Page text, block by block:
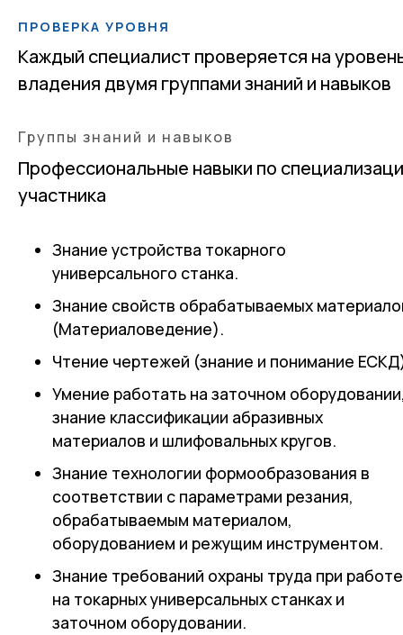
ПРОВЕРКА УРОВНЯ
Каждый специалист проверяется на
владения двумя группами знаний и навыков
Группы знаний и навыков
Профессиональные навыки по
участника
Знание устройства токарного
универсального станка.
Знание свойств обрабатываемых
(Материаловедение).
Чтение чертежей (знание и понимание
Умение работать на заточном
знание классификации абразивных
материалов и шлифовальных кругов.
Знание технологии формообразования в
соответствии с параметрами резания,
обрабатываемым материалом,
оборудованием и режущим инструментом.
Знание требований охраны труда при работе
на токарных универсальных станках и
заточном оборудовании.